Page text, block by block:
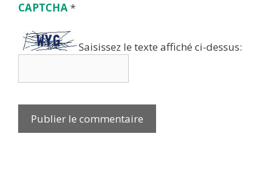
CAPTCHA*
Saisissez le texte affiché ci-dessus: